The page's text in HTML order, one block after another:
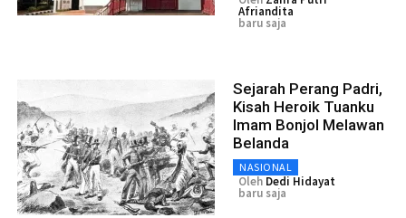
Afriandita
baru saja
Sejarah Perang Padri,
Kisah Heroik Tuanku
Imam Bonjol Melawan
Belanda
NASIONAL
Oleh Dedi Hidayat
baru saja